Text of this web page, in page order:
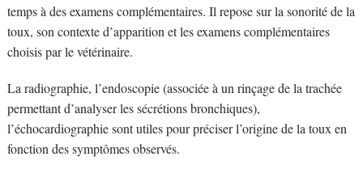
temps à des examens complémentaires. Il repose sur la sonorité de la
toux, son contexte d’apparition et les examens complémentaires
choisis par le vétérinaire.
La radiographie, l’endoscopie (associée à un rinçage de la trachée
permettant d’analyser les sécrétions bronchiques),
l’échocardiographie sont utiles pour préciser l’origine de la toux en
fonction des symptômes observés.